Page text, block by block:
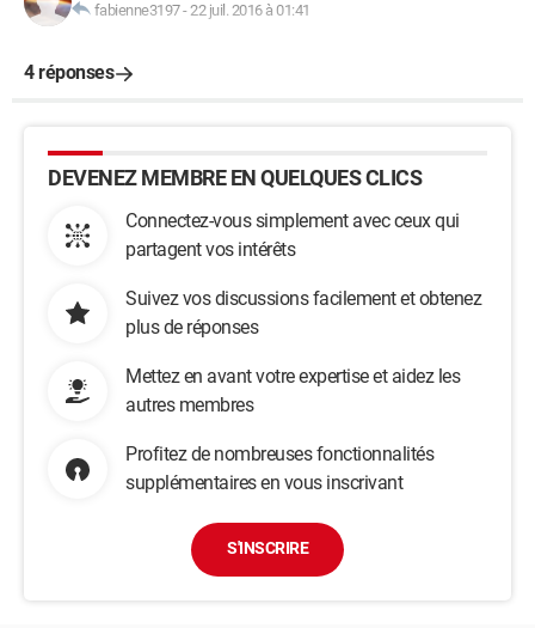
fabienne3197-22 juil. 2016 à 01:41
4 réponses
DEVENEZ MEMBRE EN QUELQUES CLICS
Connectez-vous simplement avec ceux qui
partagent vos intérêts
Suivez vos discussions facilement et obtenez
plus de réponses
Mettez en avant votre expertise et aidez les
autres membres
Profitez de nombreuses fonctionnalités
supplémentaires en vous inscrivant
S'INSCRIRE